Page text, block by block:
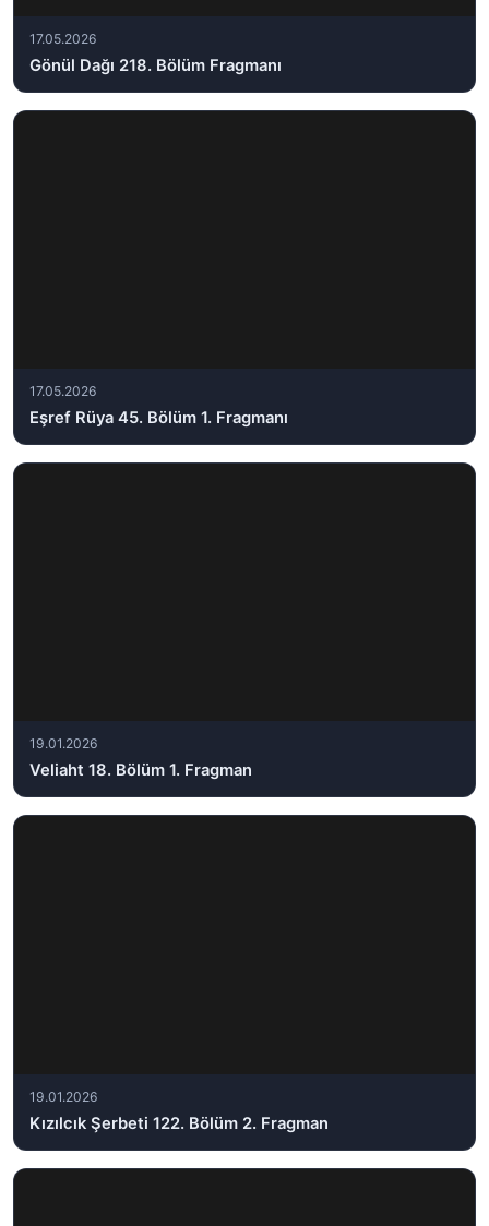
17.05.2026
Gönül Dağı 218. Bölüm Fragmanı
17.05.2026
Eşref Rüya 45. Bölüm 1. Fragmanı
19.01.2026
Veliaht 18. Bölüm 1. Fragman
19.01.2026
Kızılcık Şerbeti 122. Bölüm 2. Fragman